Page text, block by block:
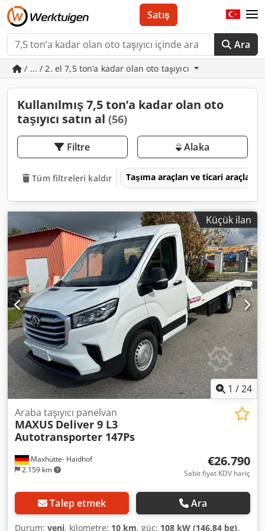
Ara
Satış
/ ... / 2. el 7,5 ton’a kadar olan oto taşıyıcı
Kullanılmış 7,5 ton’a kadar olan oto
taşıyıcı satın al (56)
Filtre Alaka
Tüm filtreleri kaldır Taşıma araçları ve ticari araçlar
Küçük ilan
1 /24
Maxhütte- Haidhof
2.159 km
Araba taşıyıcı panelvan
MAXUS Deliver 9 L3
Autotransporter 147Ps
€26.790
Sabit fiyat KDV hariç
Talep etmek Ara
Durum: yeni, kilometre: 10 km, güç: 108 kW (146,84 bg),